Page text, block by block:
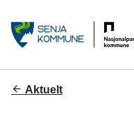
Du Aktuelt